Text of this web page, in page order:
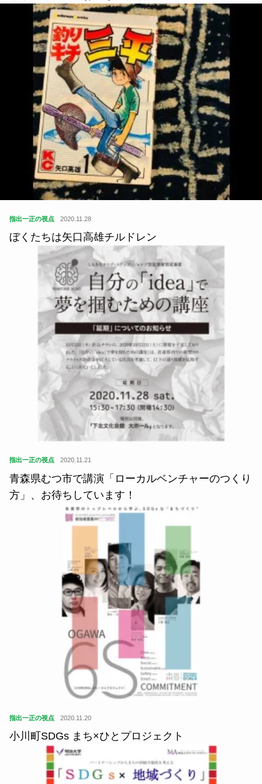
指出一正の視点 2020.11.28
ぼくたちは矢口高雄チルドレン
指出一正の視点 2020.11.21
青森県むつ市で講演「ローカルベンチャーのつくり
方」、お待ちしています！
指出一正の視点 2020.11.20
小川町SDGs まち×ひとプロジェクト